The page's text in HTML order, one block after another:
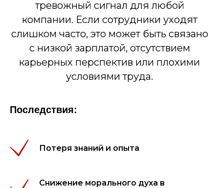
тревожный сигнал для любой
компании. Если сотрудники уходят
слишком часто, это может быть связано
с низкой зарплатой, отсутствием
карьерных перспектив или плохими
условиями труда.
Последствия:
Потеря знаний и опыта
Снижение морального духа в